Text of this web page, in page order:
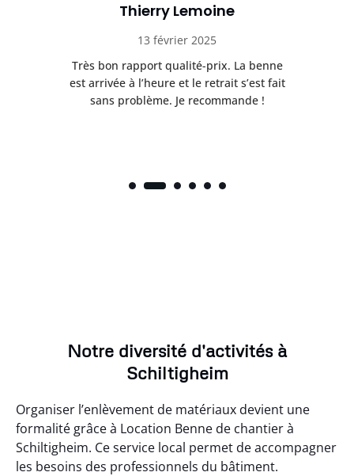
Thierry Lemoine
13 février 2025
Très bon rapport qualité-prix. La benne
est arrivée à l’heure et le retrait s’est fait
sans problème. Je recommande !
Notre diversité d'activités à
Schiltigheim
Organiser l’enlèvement de matériaux devient une
formalité grâce à Location Benne de chantier à
Schiltigheim. Ce service local permet de accompagner
les besoins des professionnels du bâtiment.